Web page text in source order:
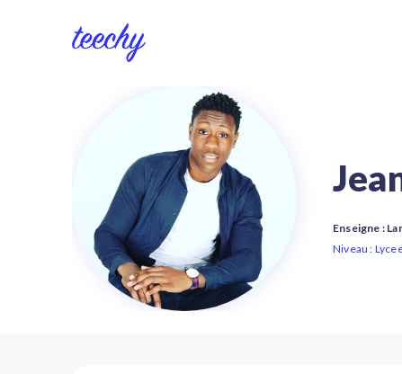
Enseigne :
Niveau :